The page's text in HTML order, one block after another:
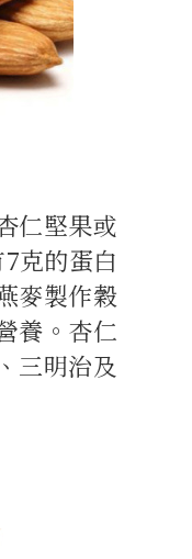
仁堅果或
克的蛋白
麥製作穀
養。杏仁
三明治及